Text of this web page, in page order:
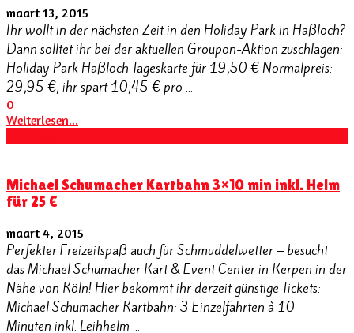
maart 13, 2015
Ihr wollt in der nächsten Zeit in den Holiday Park in Haßloch?
Dann solltet ihr bei der aktuellen Groupon-Aktion zuschlagen:
Holiday Park Haßloch Tageskarte für 19,50 € Normalpreis:
29,95 €, ihr spart 10,45 € pro ...
0
Weiterlesen...
Michael Schumacher Kartbahn 3×10 min inkl. Helm
für 25 €
maart 4, 2015
Perfekter Freizeitspaß auch für Schmuddelwetter – besucht
das Michael Schumacher Kart & Event Center in Kerpen in der
Nähe von Köln! Hier bekommt ihr derzeit günstige Tickets:
Michael Schumacher Kartbahn: 3 Einzelfahrten à 10
Minuten inkl. Leihhelm ...